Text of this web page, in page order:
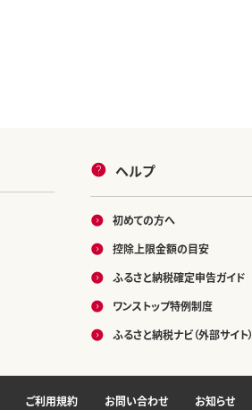
ヘルプ
初めての方へ
控除上限金額の目安
ふるさと納税確定申告ガイド
ワンストップ特例制度
ふるさと納税ナビ（外部サイト）
ご利用規約 お問い合わせ お知らせ